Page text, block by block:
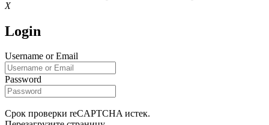
X
Login
Username or Email
Password
Срок проверки reCAPTCHA истек.